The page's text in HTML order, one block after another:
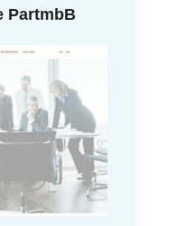
PartmbB